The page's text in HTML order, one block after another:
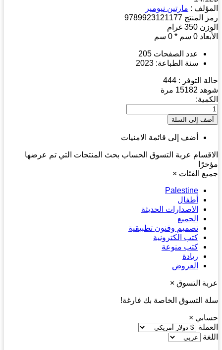
:مارتين نيومير
المنتج9789923121177
350 غرام
0 سم * 0 سم
عدد الصفحات 205
سنة الطباعة: 2023
التوفر : 444
15182 مرة
أضف إلى قائمة الامنيات
عربة التسوق الحساب بحث المنتجات التي تم عرضها
الفئات ×
Palestine
أطفال
الاصدارات الحديثة
الجميع
تصميم وفنون تطبيقية
كتب الكترونية
كتب منوعة
ريادة
العروض
التسوق ×
التسوق الخاصة بك فارغة!
×